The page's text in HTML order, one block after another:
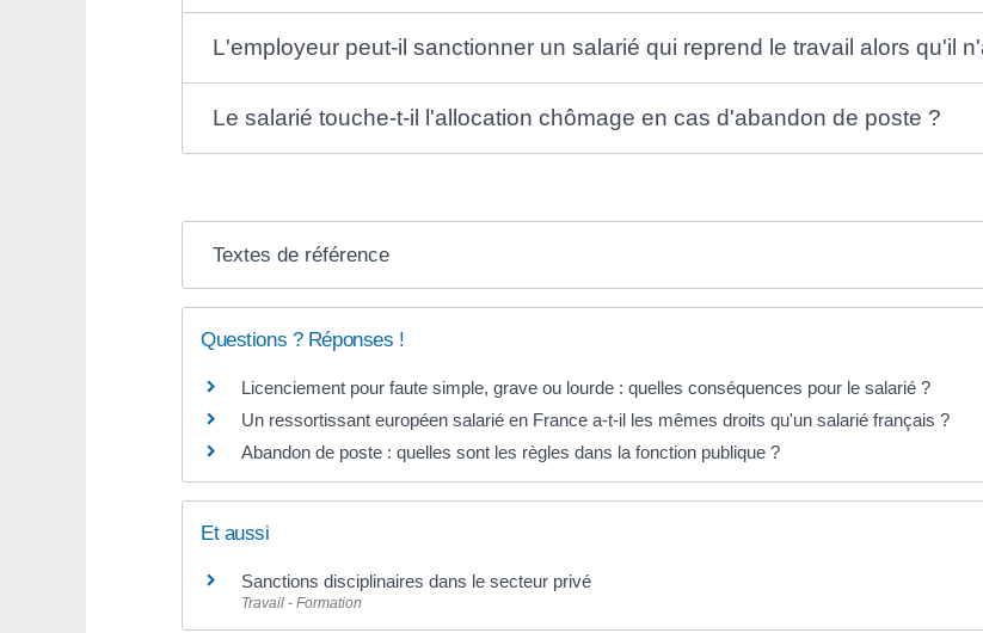
L'employeur peut-il sanctionner un salarié qui reprend le travail alors qu'il
Le salarié touche-t-il l'allocation chômage en cas d'abandon de poste ?
Textes de référence
Questions ? Réponses !
Licenciement pour faute simple, grave ou lourde : quelles conséquences pour le salarié ?
Un ressortissant européen salarié en France a-t-il les mêmes droits qu'un salarié français ?
Abandon de poste : quelles sont les règles dans la fonction publique ?
Et aussi
Sanctions disciplinaires dans le secteur privé
Travail - Formation